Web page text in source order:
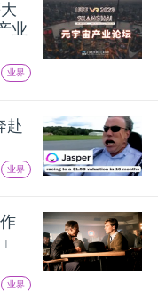
业
业界
赴
业界
业界